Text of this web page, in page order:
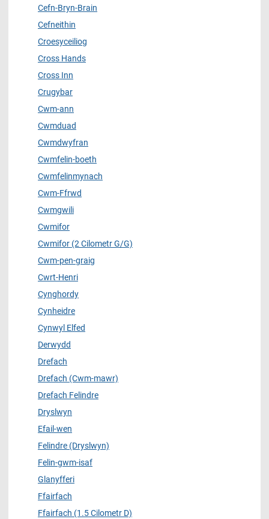
Cefn-Bryn-Brain
Cefneithin
Croesyceiliog
Cross Hands
Cross Inn
Crugybar
Cwm-ann
Cwmduad
Cwmdwyfran
Cwmfelin-boeth
Cwmfelinmynach
Cwm-Ffrwd
Cwmgwili
Cwmifor
Cwmifor (2 Cilometr G/G)
Cwm-pen-graig
Cwrt-Henri
Cynghordy
Cynheidre
Cynwyl Elfed
Derwydd
Drefach
Drefach (Cwm-mawr)
Drefach Felindre
Dryslwyn
Efail-wen
Felindre (Dryslwyn)
Felin-gwm-isaf
Glanyfferi
Ffairfach
Ffairfach (1.5 Cilometr D)